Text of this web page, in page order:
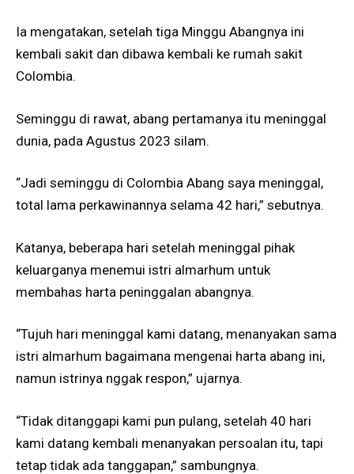
Ia mengatakan, setelah tiga Minggu Abangnya ini
kembali sakit dan dibawa kembali ke rumah sakit
Colombia.
Seminggu di rawat, abang pertamanya itu meninggal
dunia, pada Agustus 2023 silam.
“Jadi seminggu di Colombia Abang saya meninggal,
total lama perkawinannya selama 42 hari,” sebutnya.
Katanya, beberapa hari setelah meninggal pihak
keluarganya menemui istri almarhum untuk
membahas harta peninggalan abangnya.
“Tujuh hari meninggal kami datang, menanyakan sama
istri almarhum bagaimana mengenai harta abang ini,
namun istrinya nggak respon,” ujarnya.
“Tidak ditanggapi kami pun pulang, setelah 40 hari
kami datang kembali menanyakan persoalan itu, tapi
tetap tidak ada tanggapan,” sambungnya.